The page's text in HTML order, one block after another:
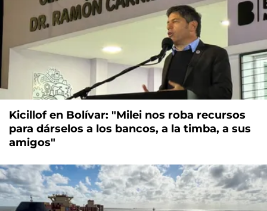
Kicillof en Bolívar: "Milei nos roba recursos
para dárselos a los bancos, a la timba, a sus
amigos"